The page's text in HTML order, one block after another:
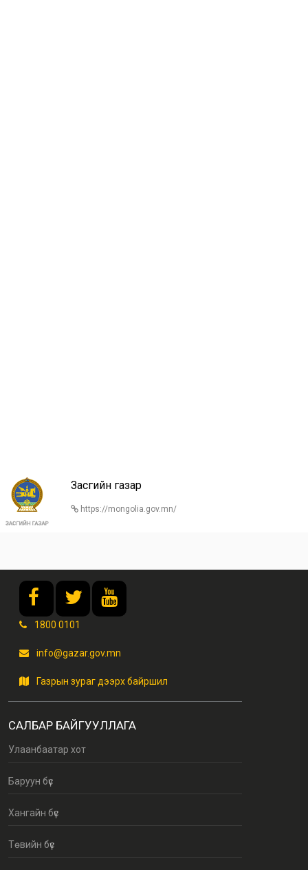
Засгийн газар
https://mongolia.gov.mn/
1800 0101
info@gazar.gov.mn
Газрын зураг дээрх байршил
САЛБАР БАЙГУУЛЛАГА
Улаанбаатар хот
Баруун бүс
Хангайн бүс
Төвийн бүс